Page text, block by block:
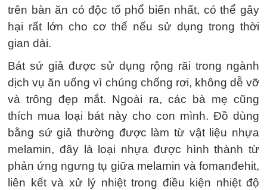
trên bàn ăn có độc tố phổ biến nhất, có thể gây
hại rất lớn cho cơ thể nếu sử dụng trong thời
gian dài.
Bát sứ giả được sử dụng rộng rãi trong ngành
dịch vụ ăn uống vì chúng chống rơi, không dễ vỡ
và trông đẹp mắt. Ngoài ra, các bà mẹ cũng
thích mua loại bát này cho con mình. Đồ dùng
bằng sứ giả thường được làm từ vật liệu nhựa
melamin, đây là loại nhựa được hình thành từ
phản ứng ngưng tụ giữa melamin và fomanđehit,
liên kết và xử lý nhiệt trong điều kiện nhiệt độ